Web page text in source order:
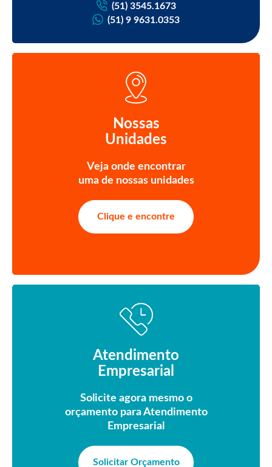
(51) 3545.1673
(51) 9 9631.0353
Nossas
Unidades
Veja onde encontrar
uma de nossas unidades
Clique e encontre
Atendimento
Empresarial
Solicite agora mesmo o
orçamento para Atendimento
Empresarial
Solicitar Orçamento